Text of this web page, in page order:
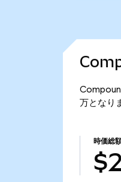
万となり
時価総